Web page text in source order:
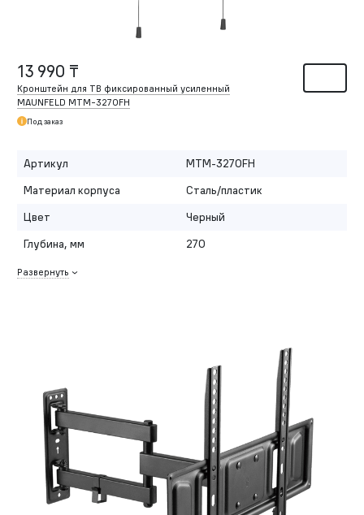
13 990 ₸
Кронштейн для ТВ фиксированный усиленный
MAUNFELD MTM-3270FH
Под заказ
Артикул
MTM-3270FH
Материал корпуса
Сталь/пластик
Цвет
Черный
Глубина, мм
270
Развернуть